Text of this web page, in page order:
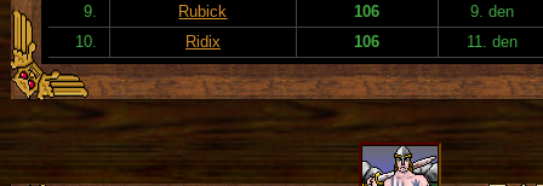
9.
Rubick 106
9. den
10.
Ridix 106 11. den